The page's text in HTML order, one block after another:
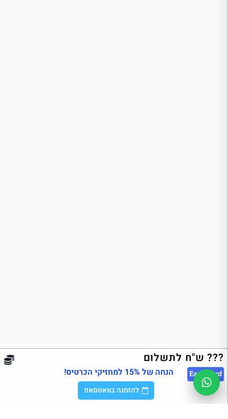
??? ש"ח לתשלום
East Card הנחה של 15% למחזיקי הכרטיס!
להזמנה בוואטסאפ